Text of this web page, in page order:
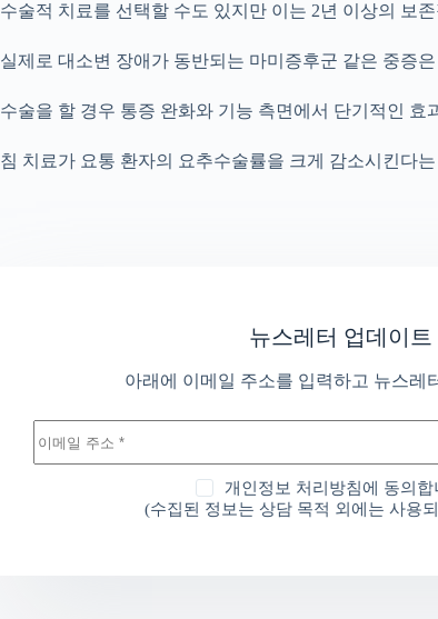
수술적 치료를 선택할 수도 있지만 이는 2년 이상의 보
실제로 대소변 장애가 동반되는 마미증후군 같은 중증
수술을 할 경우 통증 완화와 기능 측면에서 단기적인
침 치료가 요통 환자의 요추수술률을 크게 감소시킨다
뉴스레터 업데이트
아래에 이메일 주소를 입력하고 뉴스레
개인정보 처리방침에 동의
(수집된 정보는 상담 목적 외에는 사용